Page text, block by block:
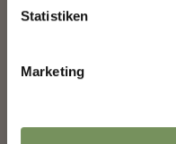
Statistiken
Marketing
RESPEKTVOLL